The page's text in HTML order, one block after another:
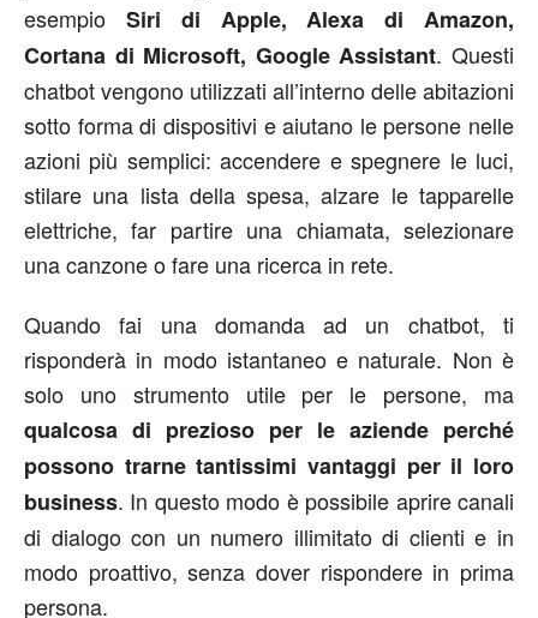
esempio Siri di Apple, Alexa di Amazon,
Cortana di Microsoft, Google Assistant. Questi
chatbot vengono utilizzati all’interno delle abitazioni
sotto forma di dispositivi e aiutano le persone nelle
azioni più semplici: accendere e spegnere le luci,
stilare una lista della spesa, alzare le tapparelle
elettriche, far partire una chiamata, selezionare
una canzone o fare una ricerca in rete.
Quando fai una domanda ad un chatbot, ti
risponderà in modo istantaneo e naturale. Non è
solo uno strumento utile per le persone, ma
qualcosa di prezioso per le aziende perché
possono trarne tantissimi vantaggi per il loro
business. In questo modo è possibile aprire canali
di dialogo con un numero illimitato di clienti e in
modo proattivo, senza dover rispondere in prima
persona.